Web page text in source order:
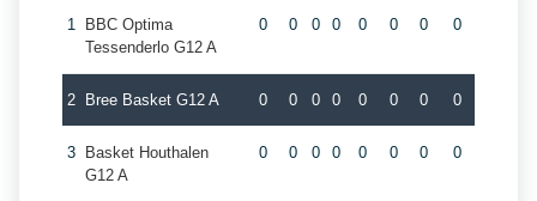
1
BBC Optima
Tessenderlo G12 A
0 0 0 0 0 0 0 0
2 Bree Basket G12 A 0 0 0 0 0 0 0 0
3
Basket Houthalen
G12 A
0 0 0 0 0 0 0 0